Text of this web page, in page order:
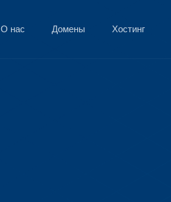
О нас Домены Хостинг